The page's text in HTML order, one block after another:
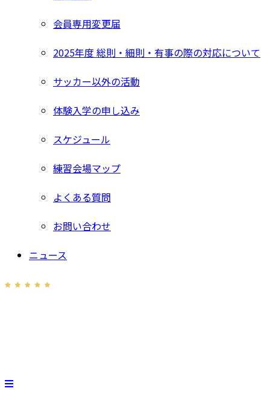
会員専用変更届
2025年度 総則・細則・有事の際の対応について
サッカー以外の活動
体験入学の申し込み
スケジュール
練習会場マップ
よくある質問
お問い合わせ
ニュース